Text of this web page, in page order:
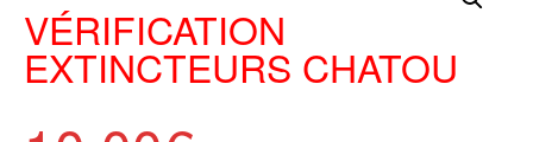
VÉRIFICATION
EXTINCTEURS CHATOU